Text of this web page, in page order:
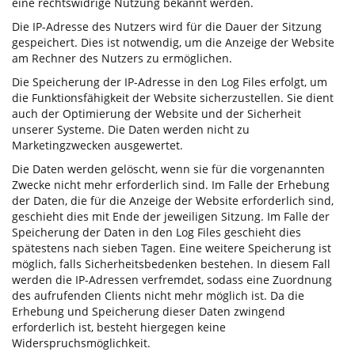
Die IP-Adresse des Nutzers wird für die Dauer der Sitzung
gespeichert. Dies ist notwendig, um die Anzeige der Website
am Rechner des Nutzers zu ermöglichen.
Die Speicherung der IP-Adresse in den Log Files erfolgt, um
die Funktionsfähigkeit der Website sicherzustellen. Sie dient
auch der Optimierung der Website und der Sicherheit
unserer Systeme. Die Daten werden nicht zu
Marketingzwecken ausgewertet.
Die Daten werden gelöscht, wenn sie für die vorgenannten
Zwecke nicht mehr erforderlich sind. Im Falle der Erhebung
der Daten, die für die Anzeige der Website erforderlich sind,
geschieht dies mit Ende der jeweiligen Sitzung. Im Falle der
Speicherung der Daten in den Log Files geschieht dies
spätestens nach sieben Tagen. Eine weitere Speicherung ist
möglich, falls Sicherheitsbedenken bestehen. In diesem Fall
werden die IP-Adressen verfremdet, sodass eine Zuordnung
des aufrufenden Clients nicht mehr möglich ist. Da die
Erhebung und Speicherung dieser Daten zwingend
erforderlich ist, besteht hiergegen keine
Widerspruchsmöglichkeit.